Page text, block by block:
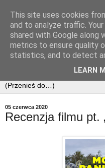
05 czerwca 2020
Recenzja filmu pt.
This site uses cookies
and to analyze traffic.
shared with Google along
metrics to ensure quality
statistics, and to detect
LEARN